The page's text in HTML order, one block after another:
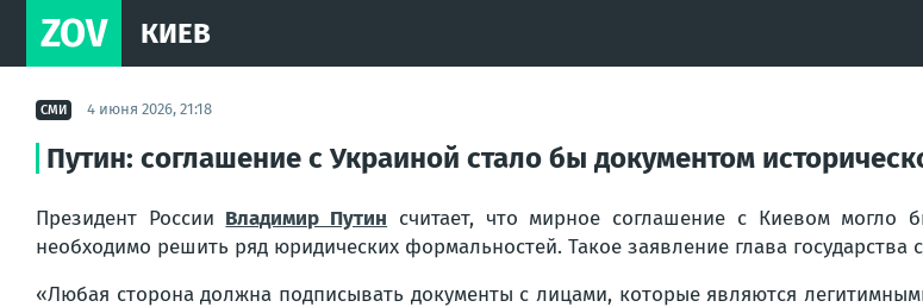
ZOV КИЕВ
СМИ 4 июня 2026, 21:18
Путин: соглашение с Украиной стало бы документом
Президент России Владимир Путин считает, что мирное соглашение с Киевом могло
необходимо решить ряд юридических формальностей. Такое заявление глава
«Любая сторона должна подписывать документы с лицами, которые являются